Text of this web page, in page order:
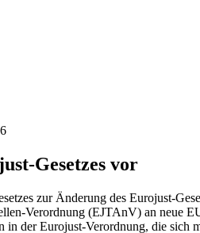
Gesetzes vor
zur Änderung des Eurojust-
Verordnung (EJTAnV) an neue
der Eurojust-Verordnung, die